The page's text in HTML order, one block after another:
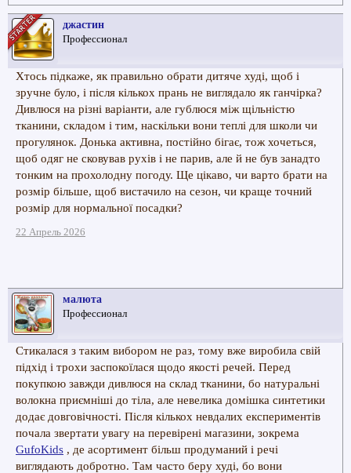
джастин
Профессионал
Хтось підкаже, як правильно обрати дитяче худі, щоб і
зручне було, і після кількох прань не виглядало як ганчірка?
Дивлюся на різні варіанти, але гублюся між щільністю
тканини, складом і тим, наскільки вони теплі для школи чи
прогулянок. Донька активна, постійно бігає, тож хочеться,
щоб одяг не сковував рухів і не парив, але й не був занадто
тонким на прохолодну погоду. Ще цікаво, чи варто брати на
розмір більше, щоб вистачило на сезон, чи краще точний
розмір для нормальної посадки?
22 Апрель 2026
малюта
Профессионал
Стикалася з таким вибором не раз, тому вже виробила свій
підхід і трохи заспокоїлася щодо якості речей. Перед
покупкою завжди дивлюся на склад тканини, бо натуральні
волокна приємніші до тіла, але невелика домішка синтетики
додає довговічності. Після кількох невдалих експериментів
почала звертати увагу на перевірені магазини, зокрема
GufoKids , де асортимент більш продуманий і речі
виглядають добротно. Там часто беру худі, бо вони